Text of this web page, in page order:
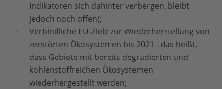
Indikatoren sich dahinter verbergen, bleibt
jedoch noch offen);
Verbindliche EU-Ziele zur Wiederherstellung von
zerstörten Ökosystemen bis 2021 - das heißt,
dass Gebiete mit bereits degradierten und
kohlenstoffreichen Ökosystemen
wiederhergestellt werden;